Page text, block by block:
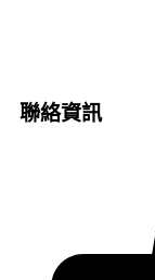
聯絡資訊